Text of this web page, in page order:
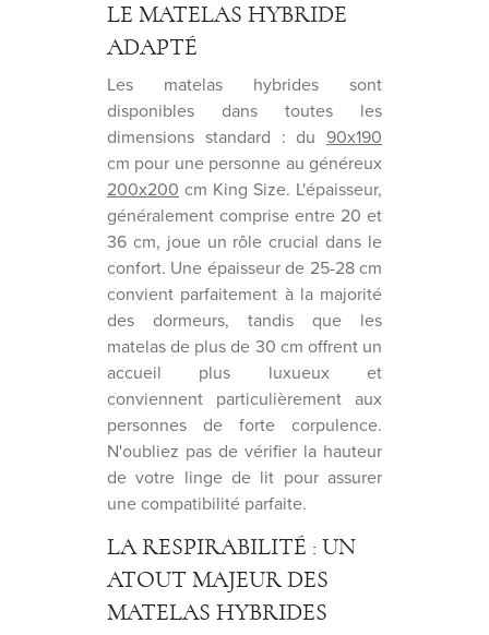
LE MATELAS HYBRIDE
ADAPTÉ
Les matelas hybrides sont
disponibles dans toutes les
dimensions standard : du 90x190
cm pour une personne au généreux
200x200 cm King Size. L'épaisseur,
généralement comprise entre 20 et
36 cm, joue un rôle crucial dans le
confort. Une épaisseur de 25-28 cm
convient parfaitement à la majorité
des dormeurs, tandis que les
matelas de plus de 30 cm offrent un
accueil plus luxueux et
conviennent particulièrement aux
personnes de forte corpulence.
N'oubliez pas de vérifier la hauteur
de votre linge de lit pour assurer
une compatibilité parfaite.
LA RESPIRABILITÉ : UN
ATOUT MAJEUR DES
MATELAS HYBRIDES